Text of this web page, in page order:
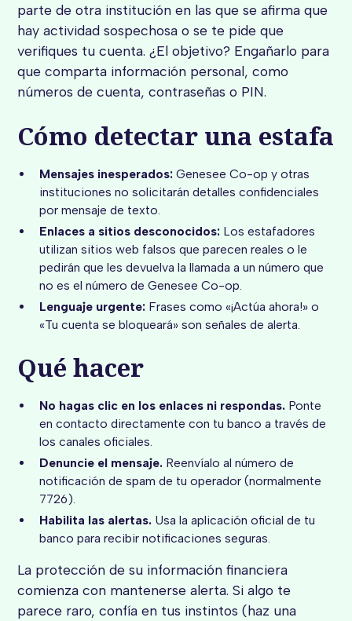
parte de otra institución en las que se afirma que
hay actividad sospechosa o se te pide que
verifiques tu cuenta. ¿El objetivo? Engañarlo para
que comparta información personal, como
números de cuenta, contraseñas o PIN.
Cómo detectar una estafa
Mensajes inesperados:Genesee Co-op y otras
instituciones no solicitarán detalles confidenciales
por mensaje de texto.
Enlaces a sitios desconocidos:Los estafadores
utilizan sitios web falsos que parecen reales o le
pedirán que les devuelva la llamada a un número que
no es el número de Genesee Co-op.
Lenguaje urgente:Frases como «¡Actúa ahora!» o
«Tu cuenta se bloqueará» son señales de alerta.
Qué hacer
No hagas clic en los enlaces ni respondas.Ponte
en contacto directamente con tu banco a través de
los canales oficiales.
Denuncie el mensaje.Reenvíalo al número de
notificación de spam de tu operador (normalmente
7726).
Habilita las alertas.Usa la aplicación oficial de tu
banco para recibir notificaciones seguras.
La protección de su información financiera
comienza con mantenerse alerta. Si algo te
parece raro, confía en tus instintos (haz una